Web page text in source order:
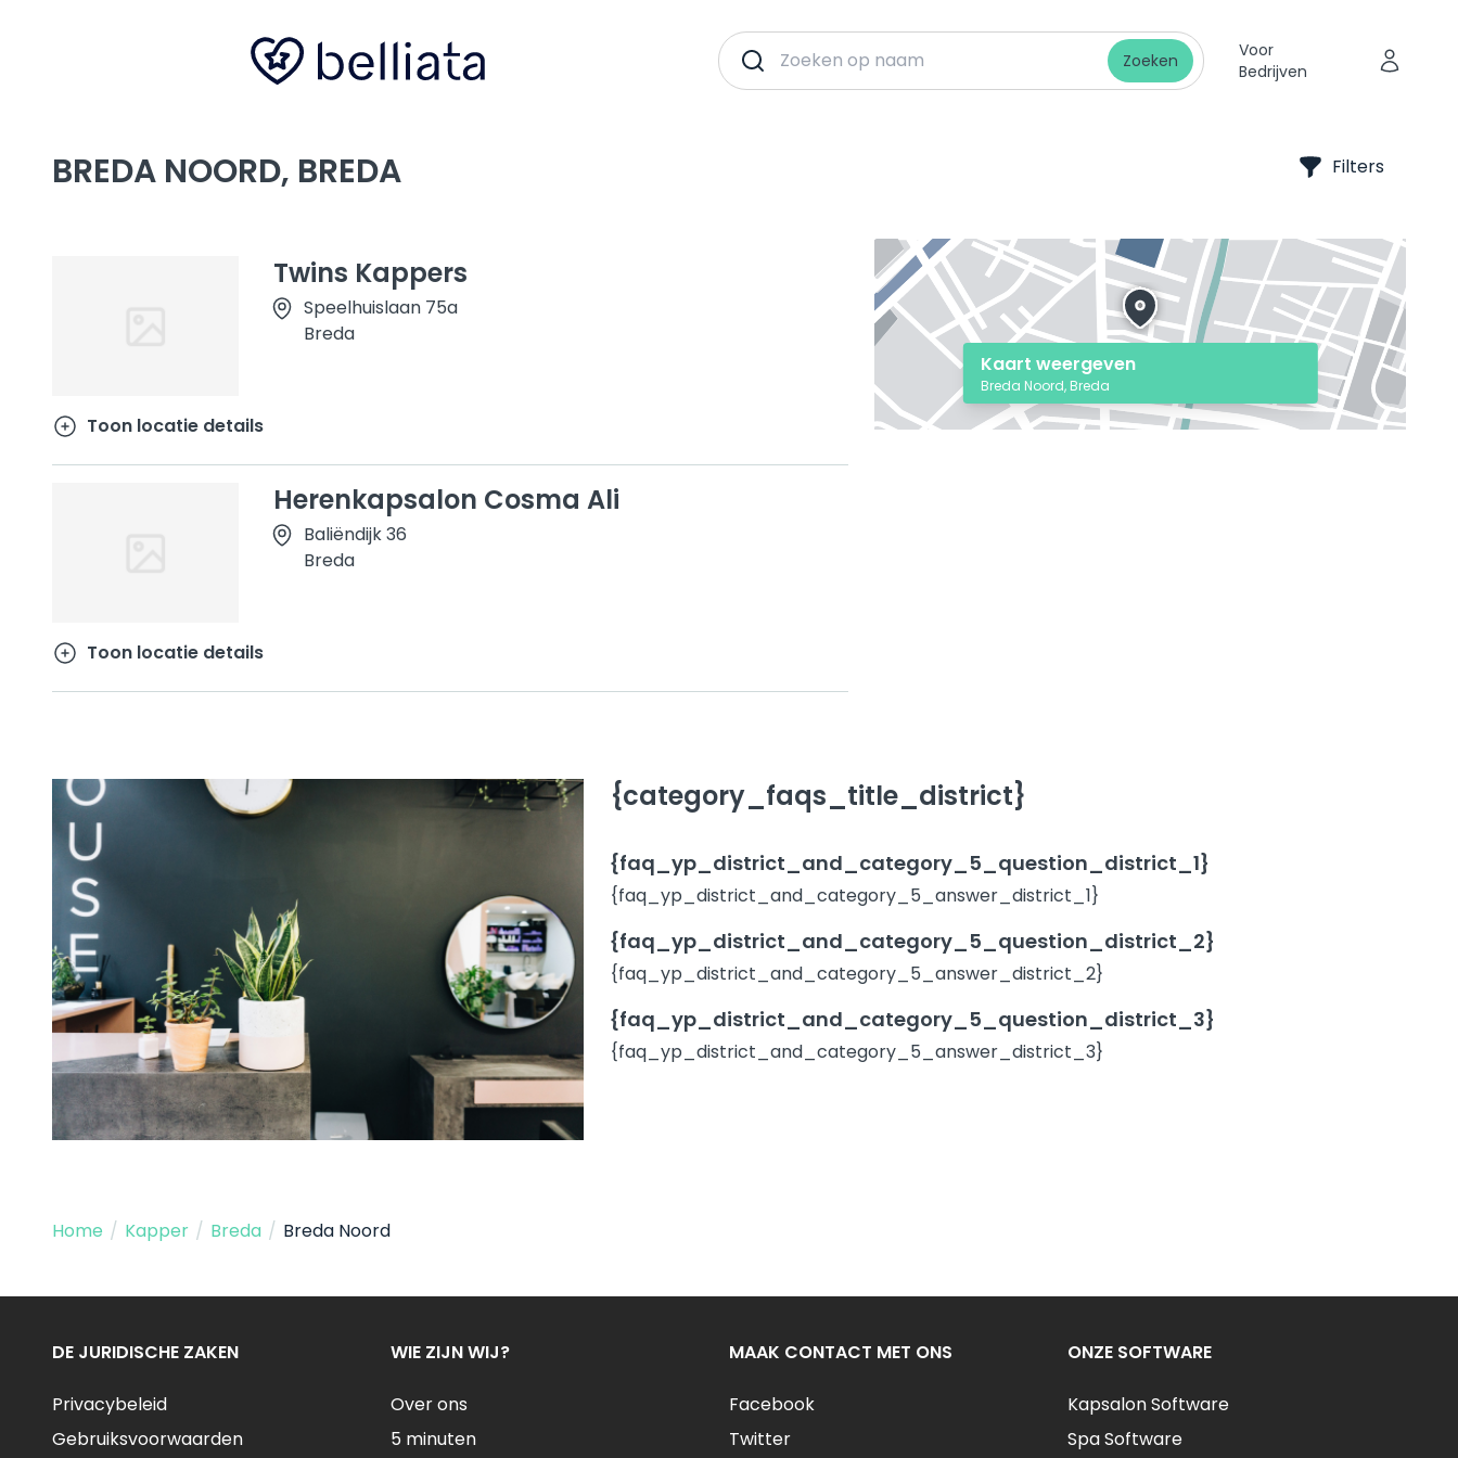
Zoeken
Voor
Bedrijven
BREDA NOORD, BREDA Filters
Twins Kappers
Speelhuislaan 75a
Breda
Toon locatie details
Herenkapsalon Cosma Ali
Baliëndijk 36
Breda
Toon locatie details
Kaart weergeven
Breda Noord, Breda
{category_faqs_title_district}
{faq_yp_district_and_category_5_question_district_1}
{faq_yp_district_and_category_5_answer_district_1}
{faq_yp_district_and_category_5_question_district_2}
{faq_yp_district_and_category_5_answer_district_2}
{faq_yp_district_and_category_5_question_district_3}
{faq_yp_district_and_category_5_answer_district_3}
Home / Kapper / Breda / Breda Noord
DE JURIDISCHE ZAKEN
Privacybeleid
Gebruiksvoorwaarden
WIE ZIJN WIJ?
Over ons
5 minuten
MAAK CONTACT MET ONS
Facebook
Twitter
ONZE SOFTWARE
Kapsalon Software
Spa Software